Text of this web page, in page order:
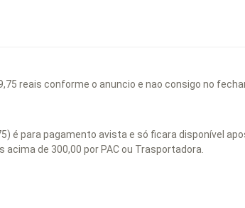
reais conforme o anuncio e nao consigo no
é para pagamento avista e só ficara disponível
de 300,00 por PAC ou Trasportadora.